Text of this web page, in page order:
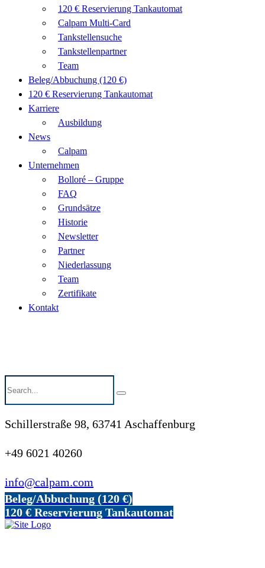
120 € Reservierung Tankautomat
Calpam Multi-Card
Tankstellensuche
Tankstellenpartner
Team
Beleg/Abbuchung (120 €)
120 € Reservierung Tankautomat
Karriere
Ausbildung
News
Calpam
Unternehmen
Bolloré – Gruppe
FAQ
Grundsätze
Historie
Newsletter
Partner
Niederlassung
Team
Zertifikate
Kontakt
Schillerstraße 98, 63741 Aschaffenburg
+49 6021 40260
info@calpam.com
Beleg/Abbuchung (120 €)
120 € Reservierung Tankautomat